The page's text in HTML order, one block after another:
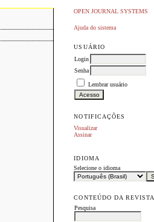
OPEN JOURNAL SYSTEMS
Ajuda do sistema
USUÁRIO
Login
Senha
Lembrar usuário
NOTIFICAÇÕES
Visualizar
Assinar
IDIOMA
Selecione o idioma
CONTEÚDO DA REVISTA
Pesquisa